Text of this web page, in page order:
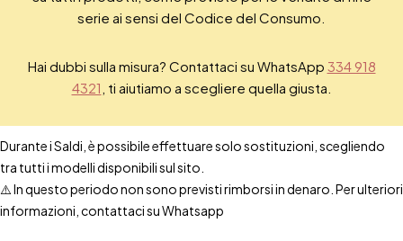
serie ai sensi del Codice del Consumo.
Hai dubbi sulla misura? Contattaci su WhatsApp 334 918
4321 , ti aiutiamo a scegliere quella giusta.
Durante i Saldi, è possibile effettuare solo sostituzioni, scegliendo
tra tutti i modelli disponibili sul sito.
⚠️ In questo periodo non sono previsti rimborsi in denaro. Per ulteriori
informazioni, contattaci su Whatsapp